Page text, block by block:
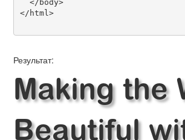
</html>
Результат:
Making the
Beautiful